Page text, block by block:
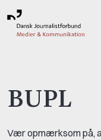
BUPL
Vær opmærksom på,